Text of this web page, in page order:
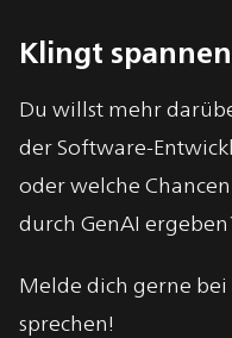
Klingt
Du willst mehr
der Software-
oder welche
durch GenAI
Melde dich gerne
sprechen!